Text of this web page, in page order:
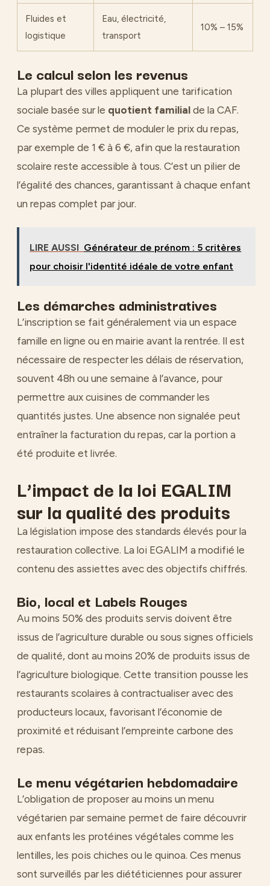
Fluides et
logistique
Eau, électricité,
transport
10% – 15%
Le calcul selon les revenus
La plupart des villes appliquent une tarification
sociale basée sur le quotient familial de la CAF.
Ce système permet de moduler le prix du repas,
par exemple de 1 € à 6 €, afin que la restauration
scolaire reste accessible à tous. C’est un pilier de
l’égalité des chances, garantissant à chaque enfant
un repas complet par jour.
LIRE AUSSI Générateur de prénom : 5 critères
pour choisir l'identité idéale de votre enfant
Les démarches administratives
L’inscription se fait généralement via un espace
famille en ligne ou en mairie avant la rentrée. Il est
nécessaire de respecter les délais de réservation,
souvent 48h ou une semaine à l’avance, pour
permettre aux cuisines de commander les
quantités justes. Une absence non signalée peut
entraîner la facturation du repas, car la portion a
été produite et livrée.
L’impact de la loi EGALIM
sur la qualité des produits
La législation impose des standards élevés pour la
restauration collective. La loi EGALIM a modifié le
contenu des assiettes avec des objectifs chiffrés.
Bio, local et Labels Rouges
Au moins 50% des produits servis doivent être
issus de l’agriculture durable ou sous signes officiels
de qualité, dont au moins 20% de produits issus de
l’agriculture biologique. Cette transition pousse les
restaurants scolaires à contractualiser avec des
producteurs locaux, favorisant l’économie de
proximité et réduisant l’empreinte carbone des
repas.
Le menu végétarien hebdomadaire
L’obligation de proposer au moins un menu
végétarien par semaine permet de faire découvrir
aux enfants les protéines végétales comme les
lentilles, les pois chiches ou le quinoa. Ces menus
sont surveillés par les diététiciennes pour assurer